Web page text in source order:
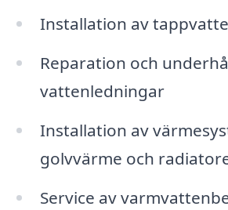
Installation av
Reparation och
vattenledningar
Installation av
golvvärme och
Service av